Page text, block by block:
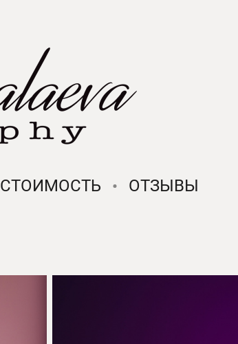
СТОИМОСТЬ ОТЗЫВЫ